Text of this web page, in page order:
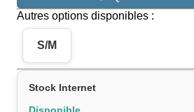
Autres options disponibles :
S/M
Stock Internet